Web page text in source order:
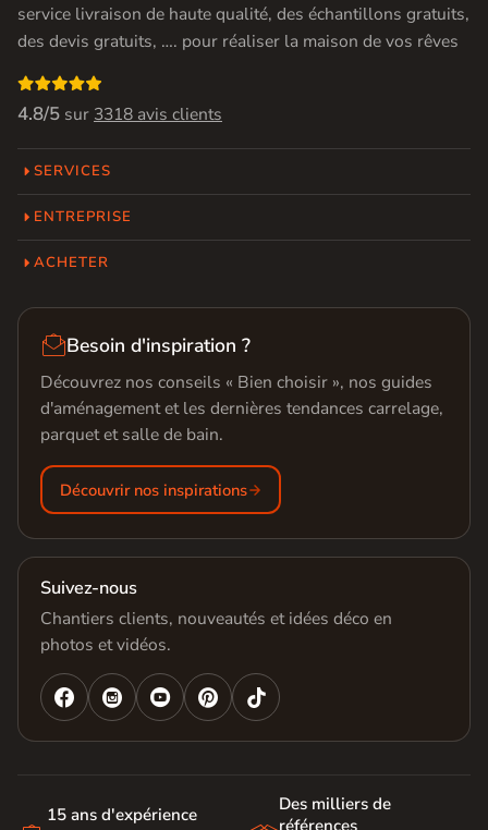
service livraison de haute qualité, des échantillons gratuits,
des devis gratuits, …. pour réaliser la maison de vos rêves

4.8/5 sur 3318 avis clients
SERVICES
ENTREPRISE
ACHETER
Besoin d'inspiration ?
Découvrez nos conseils « Bien choisir », nos guides
d'aménagement et les dernières tendances carrelage,
parquet et salle de bain.
Découvrir nos inspirations
Suivez-nous
Chantiers clients, nouveautés et idées déco en
photos et vidéos.
   
15 ans d'expérience
Des milliers de